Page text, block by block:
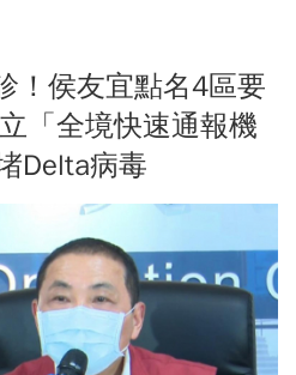
！侯友宜點名4區要
「全境快速通報機
Delta病毒